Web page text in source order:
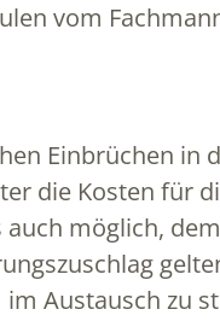
vom
Einbrüchen
die Kosten für
möglich,
Austausch zu